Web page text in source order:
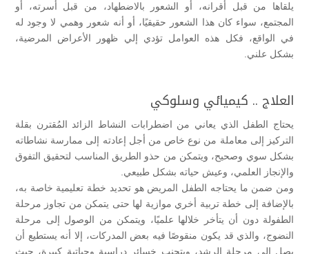
يلقاها من قبل أقرانه، أو الشعور بالاضطهاد، من قبل أسرته، أو
المجتمع، سواء كان هذا الشعور حقيقيًا، أو أنه شعور وهمي لا وجود له
في الواقع، فكل هذه العوامل تؤدي إلي ظهور الأعراض المرضية،
بشكل علني.
العلاج .. كيميائي وسلوكي
يحتاج الطفل الذي يعاني من اضطرابات النشاط الزائد المُقترن بقلة
التركيز إلى معاملة من نوع خاص من أجل إعادته إلى ممارسة نشاطاته
بشكل سوي وصحيح، ويتمكن من حذو الطريق المناسب لتحقيق التفوق
والإنجاز العلمي، وعيش حياته بشكل طبيعي.
ومن ضمن ما يحتاجه الطفل المريض هو تحديد خطة تعليمية خاصة به،
بالإضافة إلى خطة تربية أخري موازية لها حتى يتمكن من تجاوز مرحلة
الطفولة دون أن يتأخر خلالها علميًا، ويتمكن من الوصول إلى مرحلة
النضوج، والذي قد يكون منقوصًا فيه بعض المدركات، إلا أنه يستطيع أن
يصل إلى مرحلة الرشد، ويتجنب خسائر دراسية وحياتية كبيرة، حيث